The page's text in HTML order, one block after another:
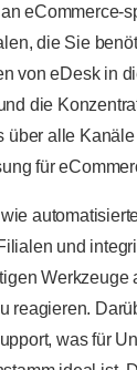
eCommerce-
die Sie
von eDesk in
die
über alle
für
und
Werkzeuge
reagieren.
was für